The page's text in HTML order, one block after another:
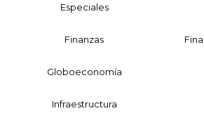
Especiales
Finanzas
Globoeconomía
Infraestructura